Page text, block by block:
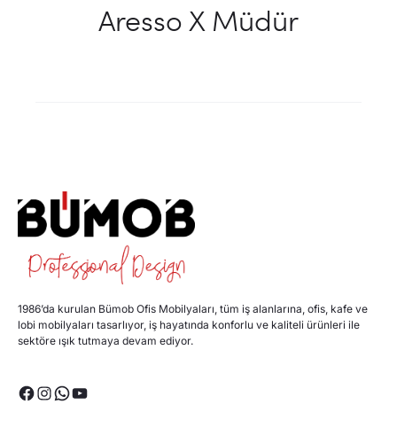
Aresso X Müdür
1986’da kurulan Bümob Ofis Mobilyaları, tüm iş alanlarına, ofis, kafe ve
lobi mobilyaları tasarlıyor, iş hayatında konforlu ve kaliteli ürünleri ile
sektöre ışık tutmaya devam ediyor.